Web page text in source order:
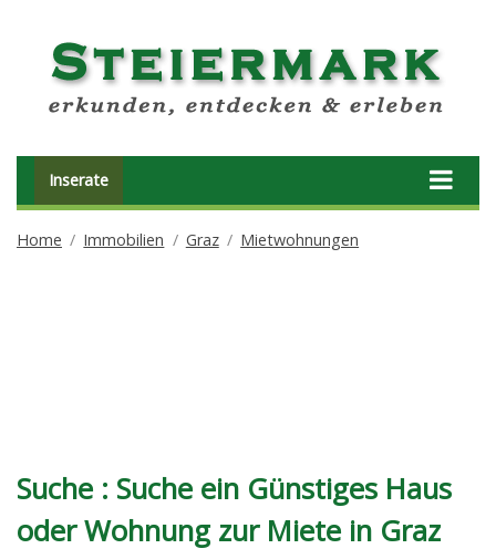
Inserate
Home Immobilien Graz Mietwohnungen
Suche : Suche ein Günstiges Haus
oder Wohnung zur Miete in Graz